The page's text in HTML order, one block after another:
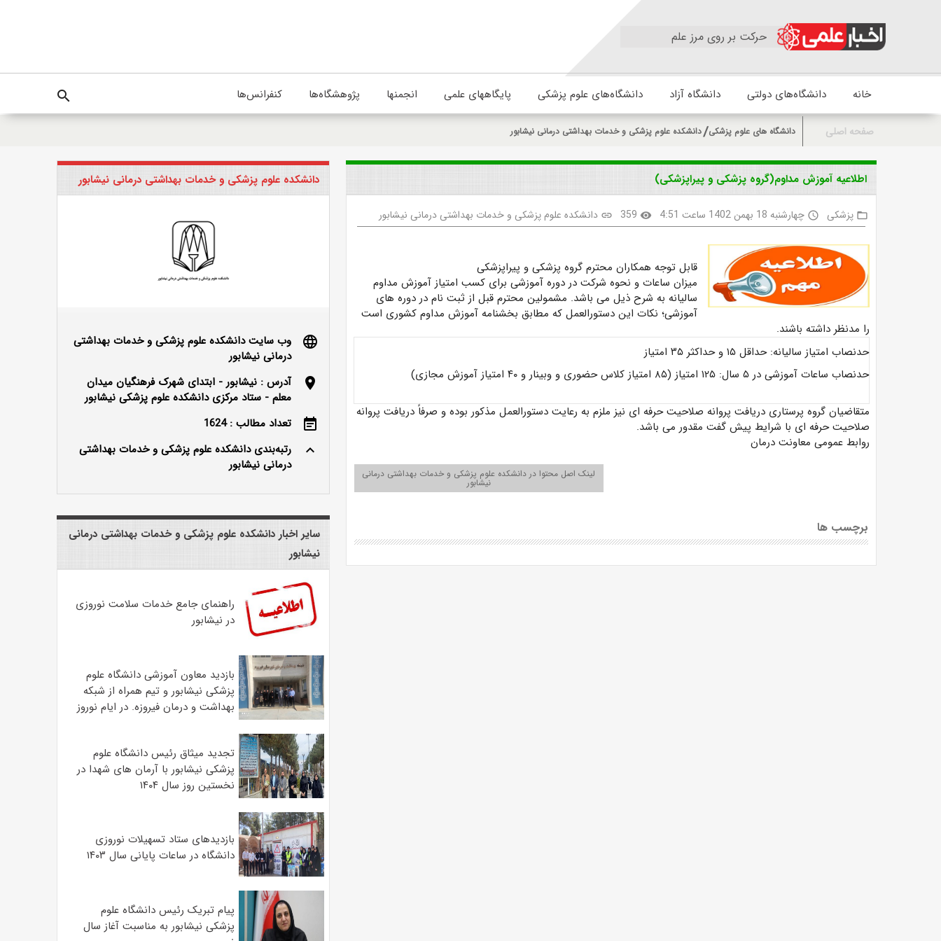
حرکت بر روی مرز علم
خانه دانشگاه‌های دولتی دانشگاه آزاد دانشگاه‌های علوم پزشکی پایگاههای علمی انجمنها پژوهشگاه‌ها کنفرانس‌ها search
صفحه اصلی دانشگاه های علوم پزشکی دانشکده علوم پزشکی و خدمات بهداشتی درمانی نیشابور
اطلاعیه آموزش مداوم(گروه پزشکی و پیراپزشکی)
folder_open پزشکی access_time چهارشنبه 18 بهمن 1402 ساعت 4:51 visibility
359
link دانشکده علوم پزشکی و خدمات بهداشتی درمانی نیشابور
قابل توجه همکاران محترم گروه پزشکی و پیراپزشکی
میزان ساعات و نحوه شرکت در دوره آموزشی برای کسب امتیاز آموزش مداوم
سالیانه به شرح ذیل می باشد. مشمولین محترم قبل از ثبت نام در دوره های
آموزشی؛ نکات این دستورالعمل که مطابق بخشنامه آموزش مداوم کشوری است
را مدنظر داشته باشند.
حدنصاب امتیاز سالیانه: حداقل ۱۵ و حداکثر ۳۵ امتیاز
حدنصاب ساعات آموزشی در ۵ سال: ۱۲۵ امتیاز (۸۵ امتیاز کلاس حضوری و وبینار و ۴۰ امتیاز آموزش مجازی)
متقاضیان گروه پرستاری دریافت پروانه صلاحیت حرفه ای نیز ملزم به رعایت دستورالعمل مذکور بوده و صرفاً دریافت پروانه
صلاحیت حرفه ای با شرایط پیش گفت مقدور می باشد.
روابط عمومی معاونت درمان
لینک اصل محتوا در دانشکده علوم پزشکی و خدمات بهداشتی درمانی
نیشابور
برچسب ها
دانشکده علوم پزشکی و خدمات بهداشتی درمانی نیشابور
language
وب سایت دانشکده علوم پزشکی و خدمات بهداشتی
درمانی نیشابور
location_on
آدرس : نیشابور - ابتدای شهرک فرهنگیان میدان
معلم - ستاد مرکزی دانشکده علوم پزشکی نیشابور
event_note
تعداد مطالب : 1624
keyboard_arrow_up
رتبه‌بندی دانشکده علوم پزشکی و خدمات بهداشتی
درمانی نیشابور
سایر اخبار دانشکده علوم پزشکی و خدمات بهداشتی درمانی
نیشابور
راهنمای جامع خدمات سلامت نوروزی
در نیشابور
بازدید معاون آموزشی دانشگاه علوم
پزشکی نیشابور و تیم همراه از شبکه
بهداشت و درمان فیروزه. در ایام نوروز
تجدید میثاق رئیس دانشگاه علوم
پزشکی نیشابور با آرمان های شهدا در
نخستین روز سال ۱۴۰۴
بازدیدهای ستاد تسهیلات نوروزی
دانشگاه در ساعات پایانی سال ۱۴۰۳
پیام تبریک رئیس دانشگاه علوم
پزشکی نیشابور به مناسبت آغاز سال